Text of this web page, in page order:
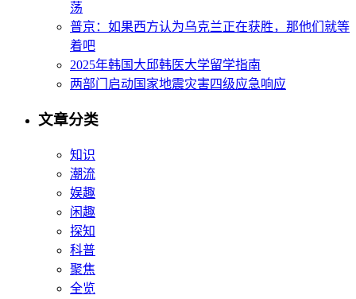
荡
普京：如果西方认为乌克兰正在获胜，那他们就等
着吧
2025年韩国大邱韩医大学留学指南
两部门启动国家地震灾害四级应急响应
文章分类
知识
潮流
娱趣
闲趣
探知
科普
聚焦
全览